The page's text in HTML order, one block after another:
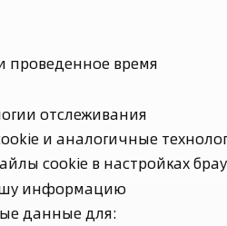
время
отслеживания
и аналогичные
cookie в настройках
информацию
данные для: